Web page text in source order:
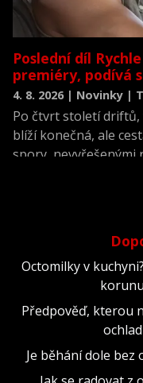
Poslední díl
premiéry, podívá
4. 8. 2026 | Novinky |
Po čtvrt století driftů,
blíží konečná, ale
spory, nevyřešenými
Octomilky v
Předpověď, kterou
Je běhání dole bez